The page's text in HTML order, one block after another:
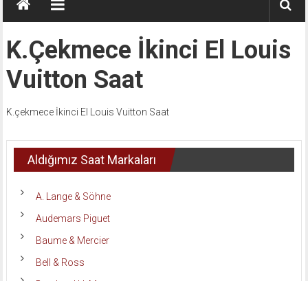
K.çekmece İkinci El Louis
Vuitton Saat
K.çekmece İkinci El Louis Vuitton Saat
Aldığımız Saat Markaları
A. Lange & Söhne
Audemars Piguet
Baume & Mercier
Bell & Ross